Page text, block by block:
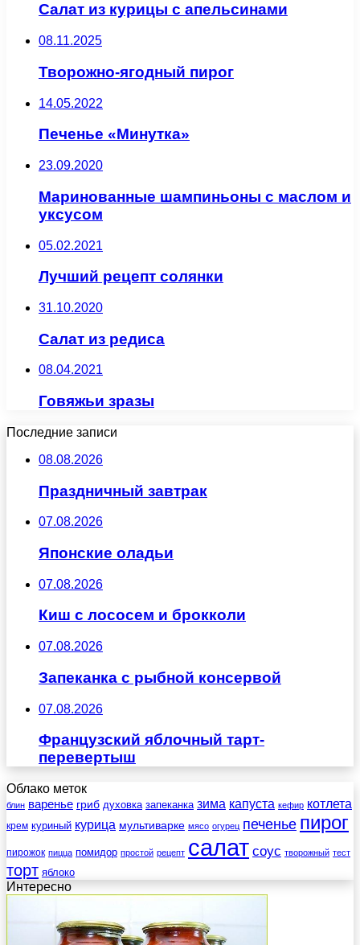
Салат из курицы с апельсинами
08.11.2025
Творожно-ягодный пирог
14.05.2022
Печенье «Минутка»
23.09.2020
Маринованные шампиньоны с маслом и
уксусом
05.02.2021
Лучший рецепт солянки
31.10.2020
Салат из редиса
08.04.2021
Говяжьи зразы
Последние записи
08.08.2026
Праздничный завтрак
07.08.2026
Японские оладьи
07.08.2026
Киш с лососем и брокколи
07.08.2026
Запеканка с рыбной консервой
07.08.2026
Французский яблочный тарт-
перевертыш
Облако меток
блин варенье гриб духовка запеканка зима капуста кефир котлета
крем куриный курица мультиварке мясо огурец печенье пирог
пирожок пицца помидор простой рецепт салат соус творожный тест
торт яблоко
Интересно